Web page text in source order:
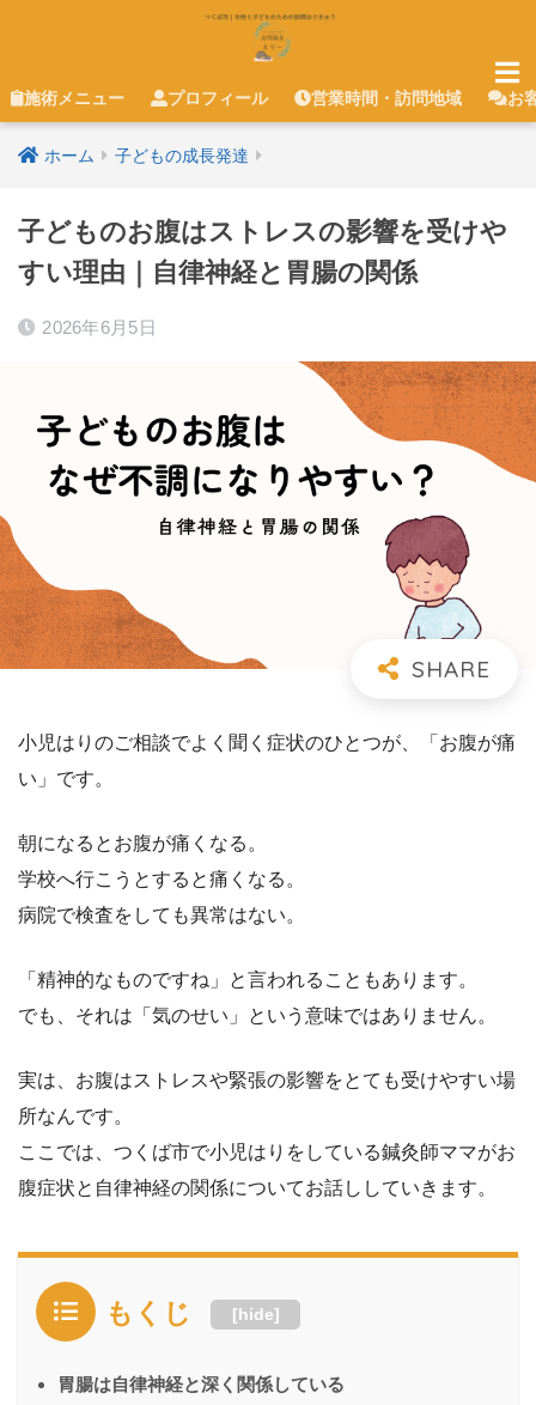
施術メニュー プロフィール 営業時間・訪問地域 お
ホーム 子どもの成長発達
子どものお腹はストレスの影響を受けや
すい理由｜自律神経と胃腸の関係
2026年6月5日
小児はりのご相談でよく聞く症状のひとつが、「お腹が痛
い」です。
朝になるとお腹が痛くなる。
学校へ行こうとすると痛くなる。
病院で検査をしても異常はない。
「精神的なものですね」と言われることもあります。
でも、それは「気のせい」という意味ではありません。
実は、お腹はストレスや緊張の影響をとても受けやすい場
所なんです。
ここでは、つくば市で小児はりをしている鍼灸師ママがお
腹症状と自律神経の関係についてお話ししていきます。
もくじ [hide]
胃腸は自律神経と深く関係している